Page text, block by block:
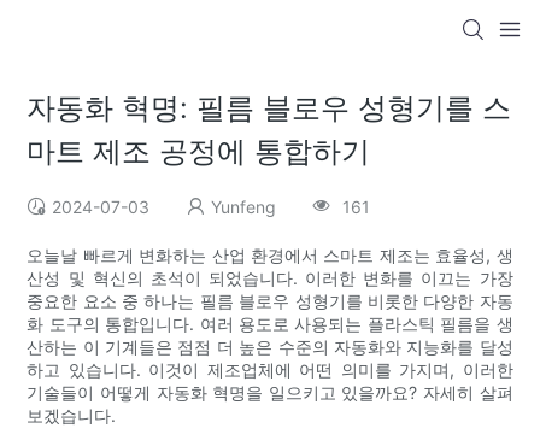
자동화 혁명: 필름 블로우 성형기를 스
마트 제조 공정에 통합하기
2024-07-03 Yunfeng 161
오늘날 빠르게 변화하는 산업 환경에서 스마트 제조는 효율성, 생
산성 및 혁신의 초석이 되었습니다. 이러한 변화를 이끄는 가장
중요한 요소 중 하나는 필름 블로우 성형기를 비롯한 다양한 자동
화 도구의 통합입니다. 여러 용도로 사용되는 플라스틱 필름을 생
산하는 이 기계들은 점점 더 높은 수준의 자동화와 지능화를 달성
하고 있습니다. 이것이 제조업체에 어떤 의미를 가지며, 이러한
기술들이 어떻게 자동화 혁명을 일으키고 있을까요? 자세히 살펴
보겠습니다.